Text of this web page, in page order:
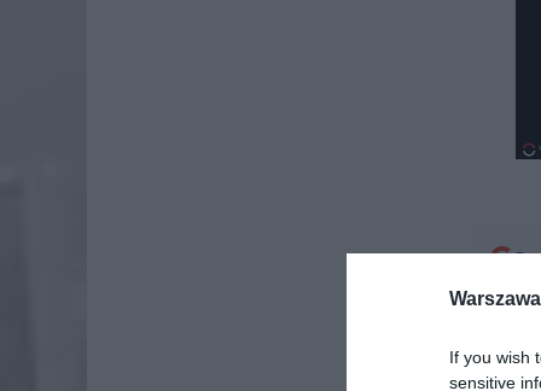
If you wish
sensitive